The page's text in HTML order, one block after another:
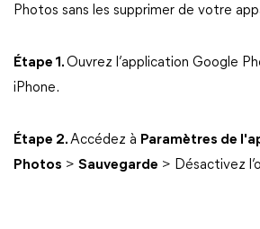
Photos sans les supprimer de votre
Étape 1.Ouvrez l’application Google
iPhone.
Étape 2.Accédez à Paramètres de
Photos > Sauvegarde > Désactivez